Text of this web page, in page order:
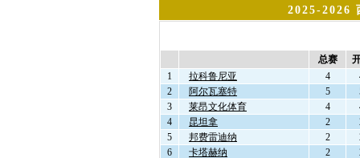
2025-2026
总赛
1
拉科鲁尼亚 4
2
阿尔瓦塞特 5
3
莱昂文化体育 4
4
昆坦拿 2
5
邦费雷迪纳 2
6
卡塔赫纳 2